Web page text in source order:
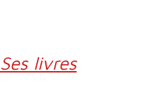
Ses livres